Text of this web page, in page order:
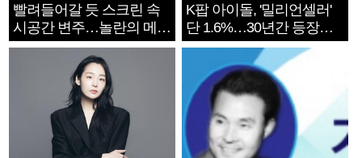
빨려들어갈 듯 스크린 속
시공간 변주…놀란의 메시
지는 ‘전쟁 속죄’
K팝 아이돌, '밀리언셀러'
단 1.6%…30년간 등장
1182개팀 전수조사